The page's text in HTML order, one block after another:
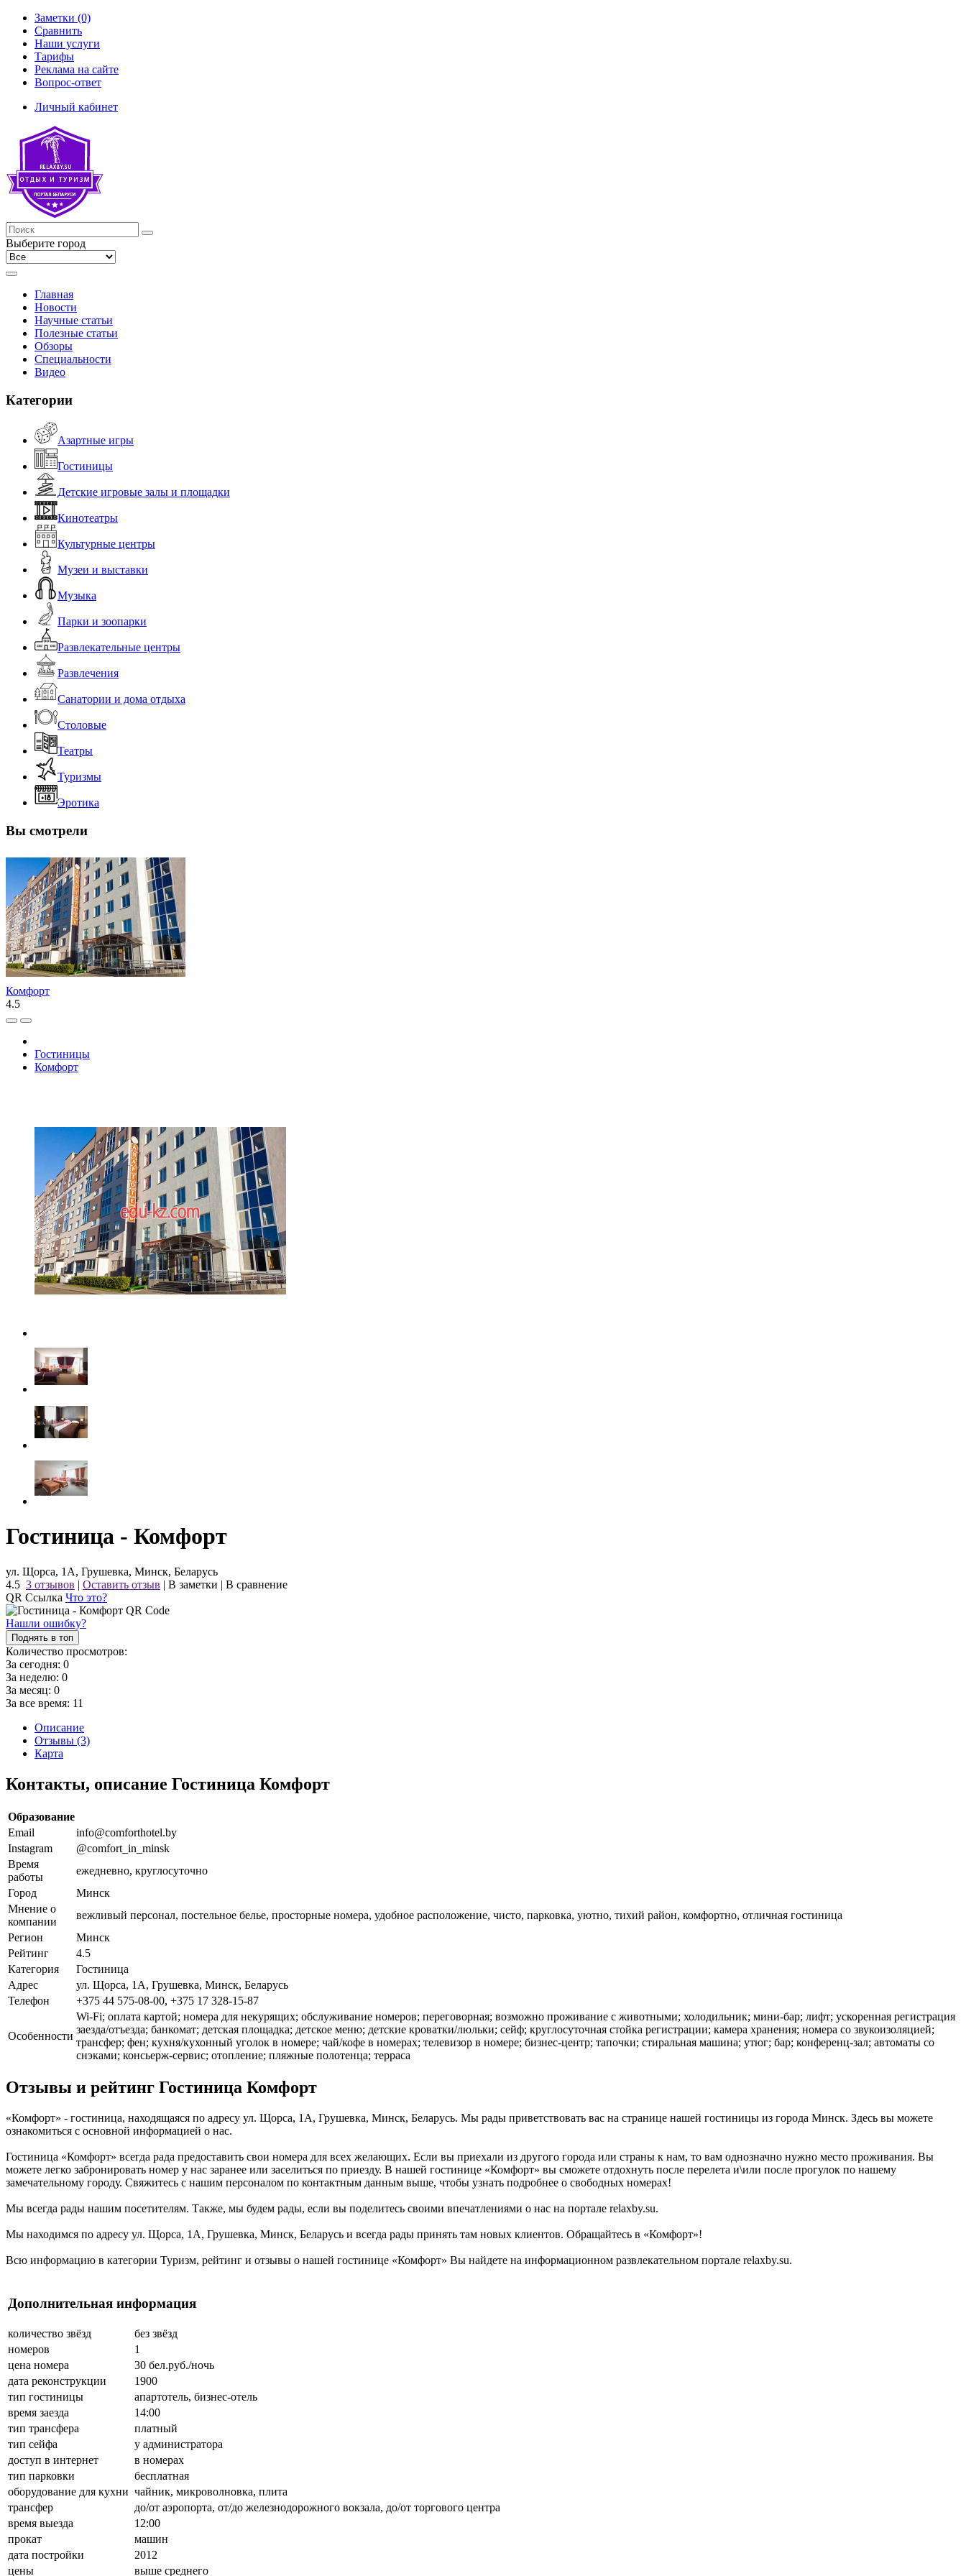
Заметки (0)
Сравнить
Наши услуги
Тарифы
Реклама на сайте
Вопрос-ответ
Личный кабинет
Выберите город
Главная
Новости
Научные статьи
Полезные статьи
Обзоры
Специальности
Видео
Категории
Азартные игры
Гостиницы
Детские игровые залы и площадки
Кинотеатры
Культурные центры
Музеи и выставки
Музыка
Парки и зоопарки
Развлекательные центры
Развлечения
Санатории и дома отдыха
Столовые
Театры
Туризмы
Эротика
Вы смотрели
Комфорт
4.5
Гостиницы
Комфорт
Гостиница - Комфорт
ул. Щорса, 1А, Грушевка, Минск, Беларусь
4.5 3 отзывов | Оставить отзыв | В заметки | В сравнение
QR Ссылка Что это?
Нашли ошибку?
Поднять в топ
Количество просмотров:
За сегодня: 0
За неделю: 0
За месяц: 0
За все время: 11
Описание
Отзывы (3)
Карта
Контакты, описание Гостиница Комфорт
Образование
Email
info@comforthotel.by
Instagram
@comfort_in_minsk
Время
работы
ежедневно, круглосуточно
Город
Минск
Мнение о
компании
вежливый персонал, постельное белье, просторные номера, удобное расположение, чисто, парковка, уютно, тихий район, комфортно, отличная гостиница
Регион
Минск
Рейтинг
4.5
Категория
Гостиница
Адрес
ул. Щорса, 1А, Грушевка, Минск, Беларусь
Телефон
+375 44 575-08-00, +375 17 328-15-87
Особенности
Wi-Fi; оплата картой; номера для некурящих; обслуживание номеров; переговорная; возможно проживание с животными; холодильник; мини-бар; лифт; ускоренная регистрация
заезда/отъезда; банкомат; детская площадка; детское меню; детские кроватки/люльки; сейф; круглосуточная стойка регистрации; камера хранения; номера со звукоизоляцией;
трансфер; фен; кухня/кухонный уголок в номере; чай/кофе в номерах; телевизор в номере; бизнес-центр; тапочки; стиральная машина; утюг; бар; конференц-зал; автоматы со
снэками; консьерж-сервис; отопление; пляжные полотенца; терраса
Отзывы и рейтинг Гостиница Комфорт
«Комфорт» - гостиница, находящаяся по адресу ул. Щорса, 1А, Грушевка, Минск, Беларусь. Мы рады приветствовать вас на странице нашей гостиницы из города Минск. Здесь вы можете
ознакомиться с основной информацией о нас.
Гостиница «Комфорт» всегда рада предоставить свои номера для всех желающих. Если вы приехали из другого города или страны к нам, то вам однозначно нужно место проживания. Вы
можете легко забронировать номер у нас заранее или заселиться по приезду. В нашей гостинице «Комфорт» вы сможете отдохнуть после перелета и\или после прогулок по нашему
замечательному городу. Свяжитесь с нашим персоналом по контактным данным выше, чтобы узнать подробнее о свободных номерах!
Мы всегда рады нашим посетителям. Также, мы будем рады, если вы поделитесь своими впечатлениями о нас на портале relaxby.su.
Мы находимся по адресу ул. Щорса, 1А, Грушевка, Минск, Беларусь и всегда рады принять там новых клиентов. Обращайтесь в «Комфорт»!
Всю информацию в категории Туризм, рейтинг и отзывы о нашей гостинице «Комфорт» Вы найдете на информационном развлекательном портале relaxby.su.
Дополнительная информация
количество звёзд
без звёзд
номеров
1
цена номера
30 бел.руб./ночь
дата реконструкции
1900
тип гостиницы
апартотель, бизнес-отель
время заезда
14:00
тип трансфера
платный
тип сейфа
у администратора
доступ в интернет
в номерах
тип парковки
бесплатная
оборудование для кухни чайник, микроволновка, плита
трансфер
до/от аэропорта, от/до железнодорожного вокзала, до/от торгового центра
время выезда
12:00
прокат
машин
дата постройки
2012
цены
выше среднего